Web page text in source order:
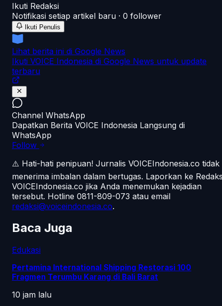
Ikuti Redaksi
Notifikasi setiap artikel baru · 0 follower
Ikuti Penulis
Lihat berita ini di Google News
Ikuti VOICE Indonesia di Google News untuk update
terbaru
Channel WhatsApp
Dapatkan Berita VOICE Indonesia Langsung di
WhatsApp
Follow
⚠️ Hati-hati penipuan! Jurnalis VOICEIndonesia.co tidak
menerima imbalan dalam bertugas. Laporkan ke
VOICEIndonesia.co jika Anda menemukan kejadian
tersebut. Hotline 0811-809-073 atau email
redaksi@voiceindonesia.co.
Baca Juga
Edukasi
Pertamina International Shipping Restorasi 100
Fragmen Terumbu Karang di Bali Barat
10 jam lalu